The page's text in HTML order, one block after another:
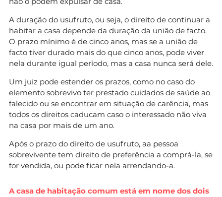
A duração do usufruto, ou seja, o direito de continuar a
habitar a casa depende da duração da união de facto.
O prazo mínimo é de cinco anos, mas se a união de
facto tiver durado mais do que cinco anos, pode viver
nela durante igual período, mas a casa nunca será dele.
Um juiz pode estender os prazos, como no caso do
elemento sobrevivo ter prestado cuidados de saúde ao
falecido ou se encontrar em situação de carência, mas
todos os direitos caducam caso o interessado não viva
na casa por mais de um ano.
Após o prazo do direito de usufruto, aa pessoa
sobrevivente tem direito de preferência a comprá-la, se
for vendida, ou pode ficar nela arrendando-a.
A casa de habitação comum está em nome dos dois